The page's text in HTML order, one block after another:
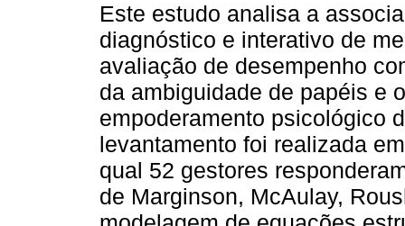
Este estudo analisa a
diagnóstico e interativo de
avaliação de desempenho
da ambiguidade de papéis e
empoderamento psicológico
levantamento foi realizada
qual 52 gestores
de Marginson, McAulay,